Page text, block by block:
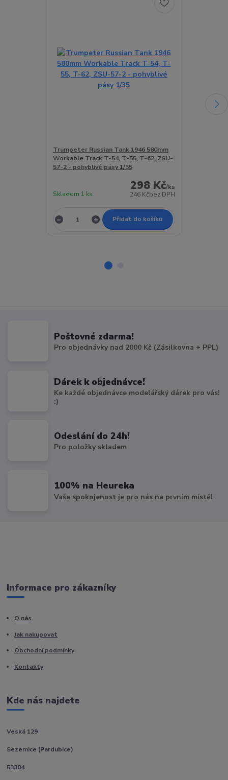
Trumpeter Russian Tank 1946 580mm
Workable Track T-54, T-55, T-62, ZSU-
57-2 - pohyblivé pásy 1/35
298 Kč/ks
246 Kčbez DPH
Skladem 1 ks
Přidat do košíku
Poštovné zdarma!
Pro objednávky nad 2000 Kč (Zásilkovna + PPL)
Dárek k objednávce!
Ke každé objednávce modelářský dárek pro vás!
:)
Odeslání do 24h!
Pro položky skladem
100% na Heureka
Vaše spokojenost je pro nás na prvním místě!
Informace pro zákazníky
O nás
Jak nakupovat
Obchodní podmínky
Kontakty
Kde nás najdete
Veská 129
Sezemice (Pardubice)
53304